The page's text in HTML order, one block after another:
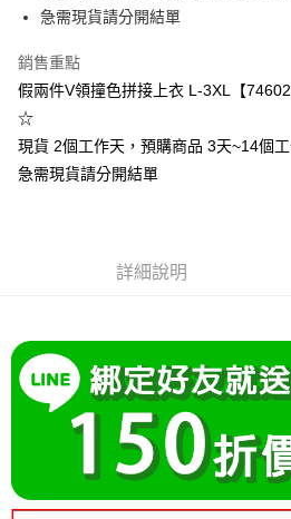
悠遊付
Google Pay
全支付
大哥付你分期
2.付款方式選擇「大哥付你分期」，訂單成
4.訂單成立30分鐘內，如未前往確認交易或
消。如遇「轉專審核」未通過狀況，表示未
法說明評估內容。
【繳款方式說明】
1.分期款項不併入電信帳單，「大哥付你分
2.透過簡訊連結打開帳單後，可選擇「超商
帳／街口支付／iPASS MONEY」等通路繳
１．簡單：不需註冊會員、不需綁卡、不需儲
２．便利：只要手機號碼，簡訊認證，即可結
３．安心：先確認商品／服務後，再付款。
【「AFTEE先享後付」結帳流程】
１．於結帳方式選擇「AFTEE先享後付」後
結帳頁面，進行簡訊認證並確認金額後，即
２．訂單成立數日內，您將收到繳費通知簡
相關說明
「Hami Point」為中華電信所提供之點數服
會員帳號後，即可在購物車使用 Hami
ATM付款
運送方式
全家付款取貨
每筆NT$80，滿NT$699(含以上)免運費
急需現貨請分開結單
銷售重點
假兩件V領撞色拼接上衣 L-3XL【
☆
現貨 2個工作天，預購商品 3天~14個
急需現貨請分開結單
詳細說明